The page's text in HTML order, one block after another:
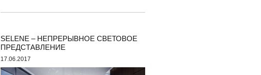
SELENE – НЕПРЕРЫВНОЕ СВЕТОВОЕ
ПРЕДСТАВЛЕНИЕ
17.06.2017